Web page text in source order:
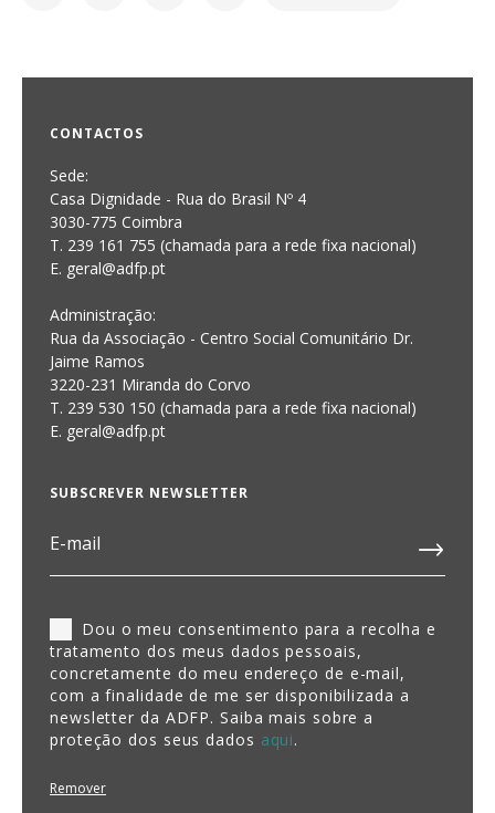
CONTACTOS
Sede:
Casa Dignidade - Rua do Brasil Nº 4
3030-775 Coimbra
T. 239 161 755 (chamada para a rede fixa nacional)
E. geral@adfp.pt
Administração:
Rua da Associação - Centro Social Comunitário Dr.
Jaime Ramos
3220-231 Miranda do Corvo
T. 239 530 150 (chamada para a rede fixa nacional)
E. geral@adfp.pt
SUBSCREVER NEWSLETTER
Dou o meu consentimento para a recolha e
tratamento dos meus dados pessoais,
concretamente do meu endereço de e-mail,
com a finalidade de me ser disponibilizada a
newsletter da ADFP. Saiba mais sobre a
proteção dos seus dados aqui.
Remover